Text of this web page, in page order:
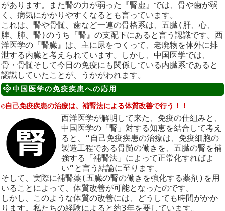
があります。また腎の力が弱った『腎虚』では、骨や歯が弱
く、病気にかかりやすくなるとも言っています。
これは、腎や骨髄、歯など一連の骨格系は、五臓(肝、心、
脾、肺、腎)のうち『腎』の支配下にあると言う認識です。西
洋医学の『腎臓』は、主に尿をつくって、老廃物を体外に排
泄する内臓と考えられています。しかし、中国医学では、
骨・骨髄そして今日の免疫にも関係している内臓系であると
認識していたことが、うかがわれます。
中国医学の免疫疾患への応用
◎自己免疫疾患の治療は、補腎法による体質改善で行う！！
西洋医学が解明して来た、免疫の仕組みと、
中国医学の「腎」対する知恵を結合して考え
ると、“自己免疫疾患の治療は、免疫細胞の
製造工程である骨髄の働きを、五臓の腎を補
強する「補腎法」によって正常化すればよ
い”と言う結論に至ります。
そして、実際に補腎薬(五臓の腎の働きを強化する薬剤)を用
いることによって、体質改善が可能となったのです。
しかし、このような体質の改善には、どうしても時間がかか
ります。私たちの経験によると約3年を要しています。